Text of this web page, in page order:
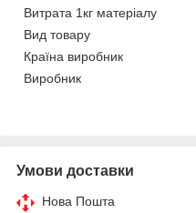
Витрата 1кг матеріалу
Вид товару
Країна виробник
Виробник
Умови доставки
Нова Пошта